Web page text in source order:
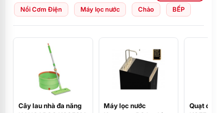
Nồi Cơm Điện Máy lọc nước Chảo BẾP
Cây lau nhà đa năng
Máy lọc nước
Quạt